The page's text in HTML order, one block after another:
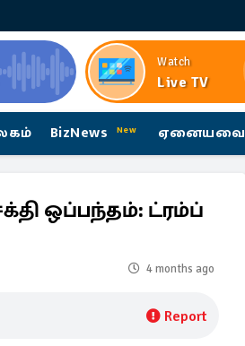
Watch
Live TV
BizNews New ஏனையவை
ஒப்பந்தம்: ட்ரம்ப்
4 months ago
Report